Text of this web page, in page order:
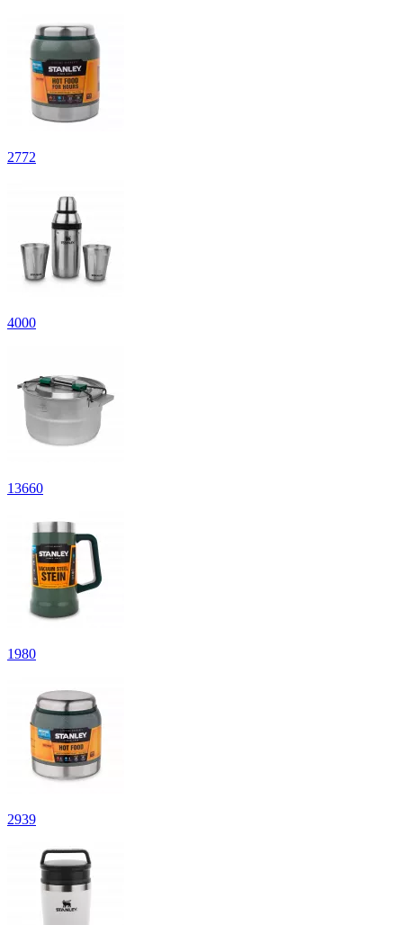
2772
4000
13660
1980
2939